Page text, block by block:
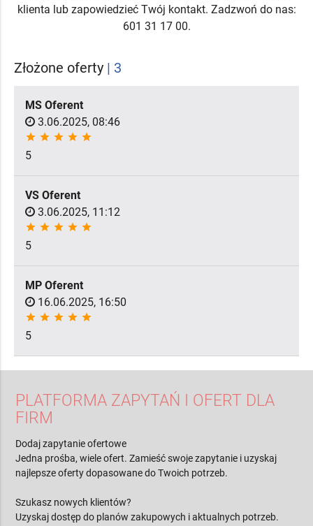
klienta lub zapowiedzieć Twój kontakt. Zadzwoń do nas:
601 31 17 00.
Złożone oferty | 3
MS Oferent
3.06.2025, 08:46
star star star star star
5
VS Oferent
3.06.2025, 11:12
star star star star star
5
MP Oferent
16.06.2025, 16:50
star star star star star
5
PLATFORMA ZAPYTAŃ I OFERT DLA
FIRM
Dodaj zapytanie ofertowe
Jedna prośba, wiele ofert. Zamieść swoje zapytanie i uzyskaj
najlepsze oferty dopasowane do Twoich potrzeb.
Szukasz nowych klientów?
Uzyskaj dostęp do planów zakupowych i aktualnych potrzeb.